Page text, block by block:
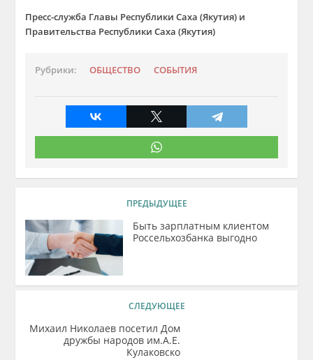
Пресс-служба Главы Республики Саха (Якутия) и
Правительства Республики Саха (Якутия)
Рубрики: ОБЩЕСТВО СОБЫТИЯ
ПРЕДЫДУЩЕЕ
Быть зарплатным клиентом
Россельхозбанка выгодно
СЛЕДУЮЩЕЕ
Михаил Николаев посетил Дом
дружбы народов им.А.Е.
Кулаковско